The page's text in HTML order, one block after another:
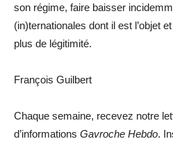
son régime, faire baisser
(in)ternationales dont il est l’objet
plus de légitimité.
François Guilbert
Chaque semaine, recevez notre
d’informations Gavroche Hebdo.